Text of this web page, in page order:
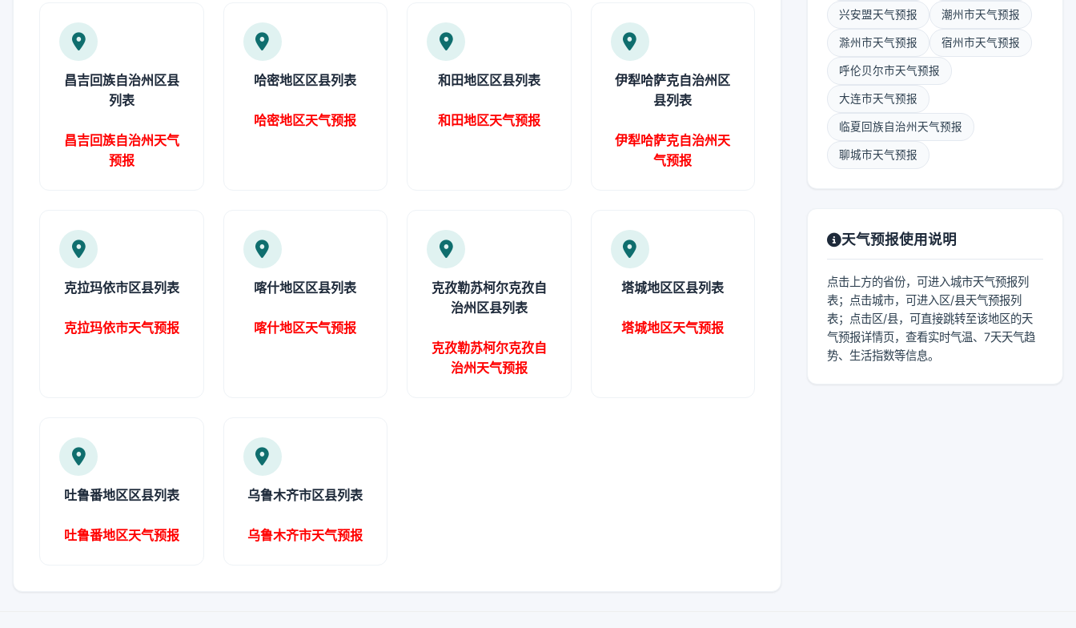
昌吉回族自治州区县
列表
昌吉回族自治州天气
预报
哈密地区区县列表
哈密地区天气预报
和田地区区县列表
和田地区天气预报
伊犁哈萨克自治州区
县列表
伊犁哈萨克自治州天
气预报
克拉玛依市区县列表
克拉玛依市天气预报
喀什地区区县列表
喀什地区天气预报
克孜勒苏柯尔克孜自
治州区县列表
克孜勒苏柯尔克孜自
治州天气预报
塔城地区区县列表
塔城地区天气预报
吐鲁番地区区县列表
吐鲁番地区天气预报
乌鲁木齐市区县列表
乌鲁木齐市天气预报
兴安盟天气预报 潮州市天气预报
滁州市天气预报 宿州市天气预报
呼伦贝尔市天气预报
大连市天气预报
临夏回族自治州天气预报
聊城市天气预报
天气预报使用说明
点击上方的省份，可进入城市天气预报列
表；点击城市，可进入区/县天气预报列
表；点击区/县，可直接跳转至该地区的天
气预报详情页，查看实时气温、7天天气趋
势、生活指数等信息。